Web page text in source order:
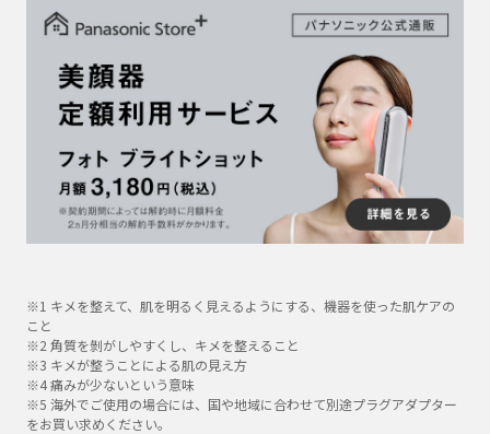
※1 キメを整えて、肌を明るく見えるようにする、機器を使った肌ケアの
こと
※2 角質を剝がしやすくし、キメを整えること
※3 キメが整うことによる肌の見え方
※4 痛みが少ないという意味
※5 海外でご使用の場合には、国や地域に合わせて別途プラグアダプター
をお買い求めください。